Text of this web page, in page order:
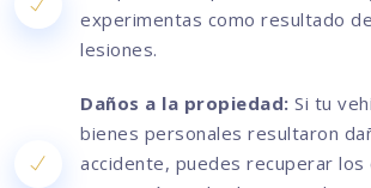
experimentas como resultado
lesiones.
Daños a la propiedad: Si tu
bienes personales resultaron
accidente, puedes recuperar los